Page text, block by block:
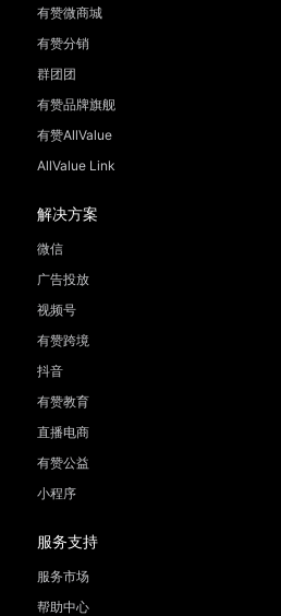
有赞微商城
有赞分销
群团团
有赞品牌旗舰
有赞AllValue
AllValue Link
解决方案
微信
广告投放
视频号
有赞跨境
抖音
有赞教育
直播电商
有赞公益
小程序
服务支持
服务市场
帮助中心